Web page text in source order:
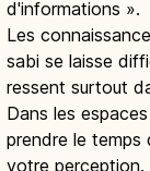
d'informations ».
Les
sabi se laisse
ressent surtout
Dans les
prendre le temps
votre perception.